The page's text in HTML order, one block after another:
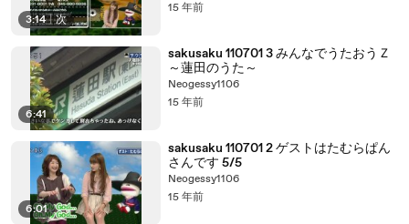
3:14 | 次
15 年前
6:41
sakusaku 110701 3 みんなでうたおうＺ
～蓮田のうた～
Neogessy1106
15 年前
6:01
sakusaku 110701 2 ゲストはたむらぱん
さんです 5/5
Neogessy1106
15 年前